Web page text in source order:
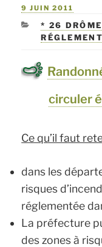
PUBLIÉ
9 JUIN 2011
* 26 DRÔME
circuler
Ce qu’il faut
dans les
risques
réglementée
La préfecture
des zones à